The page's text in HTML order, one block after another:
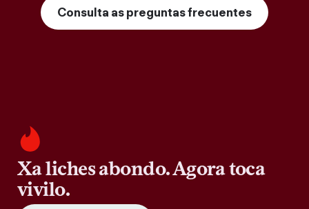
Consulta as preguntas frecuentes
Xa liches abondo. Agora toca
vivilo.